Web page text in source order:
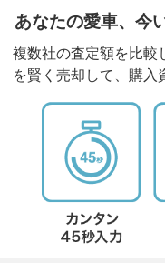
あなたの愛車、今
複数社の査定額を比較
を賢く売却して、購入